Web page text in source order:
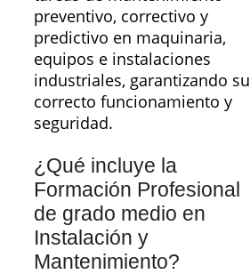
preventivo, correctivo y
predictivo en maquinaria,
equipos e instalaciones
industriales, garantizando su
correcto funcionamiento y
seguridad.
¿Qué incluye la
Formación Profesional
de grado medio en
Instalación y
Mantenimiento?